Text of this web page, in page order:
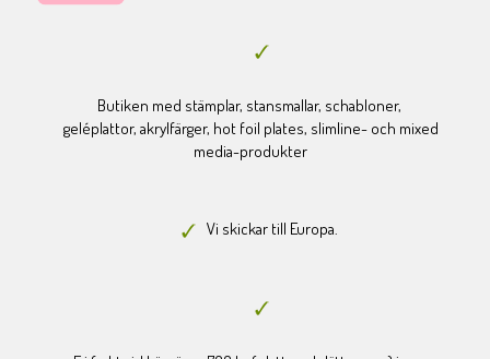
Butiken med stämplar, stansmallar, schabloner,
geléplattor, akrylfärger, hot foil plates, slimline- och mixed
media-produkter
Vi skickar till Europa.